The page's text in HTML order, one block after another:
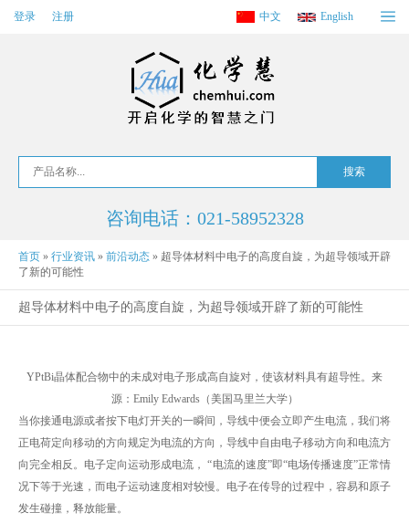
登录 注册 中文 English
咨询电话：021-58952328
首页 » 行业资讯 » 前沿动态 » 超导体材料中电子的高度自旋，为超导领域开辟
了新的可能性
超导体材料中电子的高度自旋，为超导领域开辟了新的可能性
YPtBi晶体配合物中的未成对电子形成高自旋对，使该材料具有超导性。来
源：Emily Edwards（美国马里兰大学）
当你接通电源或者按下电灯开关的一瞬间，导线中便会立即产生电流，我们将
正电荷定向移动的方向规定为电流的方向，导线中自由电子移动方向和电流方
向完全相反。电子定向运动形成电流， “电流的速度”即“电场传播速度”正常情
况下等于光速，而电子运动速度相对较慢。电子在传导的过程中，容易和原子
发生碰撞，释放能量。